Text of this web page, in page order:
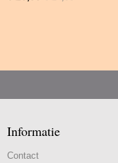
Informatie
Contact